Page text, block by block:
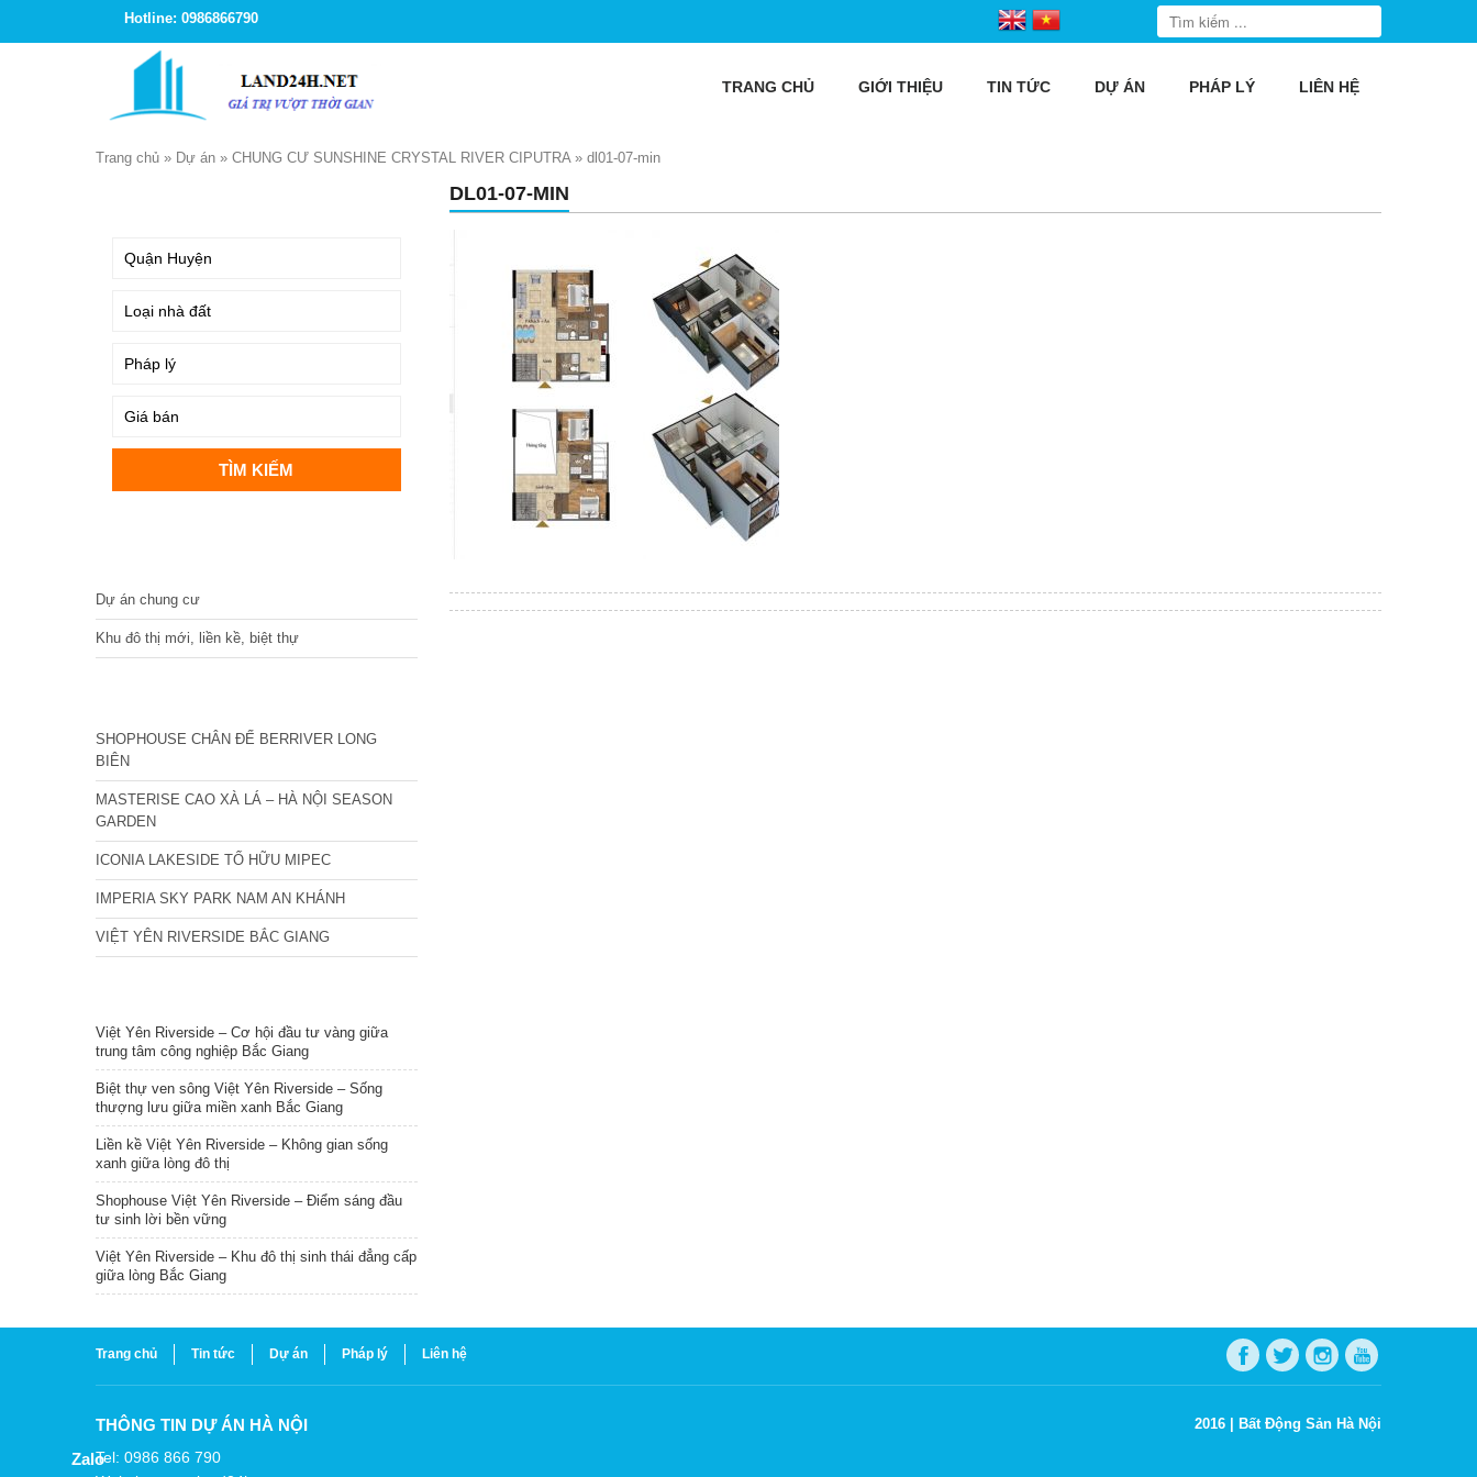
Hotline: 0986866790
TRANG CHỦ GIỚI THIỆU TIN TỨC DỰ ÁN PHÁP LÝ LIÊN HỆ
Trang chủ » Dự án » CHUNG CƯ SUNSHINE CRYSTAL RIVER CIPUTRA» dl01-07-min
DL01-07-MIN
Dự án chung cư
Khu đô thị mới, liền kề, biệt thự
SHOPHOUSE CHÂN ĐẾ BERRIVER LONG
BIÊN
MASTERISE CAO XÀ LÁ – HÀ NỘI SEASON
GARDEN
ICONIA LAKESIDE TỐ HỮU MIPEC
IMPERIA SKY PARK NAM AN KHÁNH
VIỆT YÊN RIVERSIDE BẮC GIANG
Việt Yên Riverside – Cơ hội đầu tư vàng giữa
trung tâm công nghiệp Bắc Giang
Biệt thự ven sông Việt Yên Riverside – Sống
thượng lưu giữa miền xanh Bắc Giang
Liền kề Việt Yên Riverside – Không gian sống
xanh giữa lòng đô thị
Shophouse Việt Yên Riverside – Điểm sáng đầu
tư sinh lời bền vững
Việt Yên Riverside – Khu đô thị sinh thái đẳng cấp
giữa lòng Bắc Giang
Trang chủ Tin tức Dự án Pháp lý Liên hệ
THÔNG TIN DỰ ÁN HÀ NỘI
Tel: 0986 866 790
2016 | Bất Động Sản Hà Nội
Zalo